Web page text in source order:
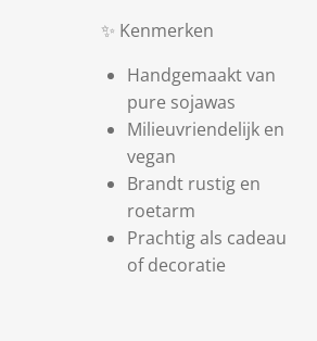
✨ Kenmerken
Handgemaakt van
pure sojawas
Milieuvriendelijk en
vegan
Brandt rustig en
roetarm
Prachtig als cadeau
of decoratie